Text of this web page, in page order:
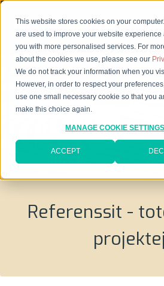
This website stores cookies on your
are used to improve your website experience
you with more personalised services. For
about the cookies we use, please see our
We do not track your information when you
However, in order to respect your
use one small necessary cookie so that you
make this choice again.
MANAGE COOKIE SETTINGS
ACCEPT
Referenssit -